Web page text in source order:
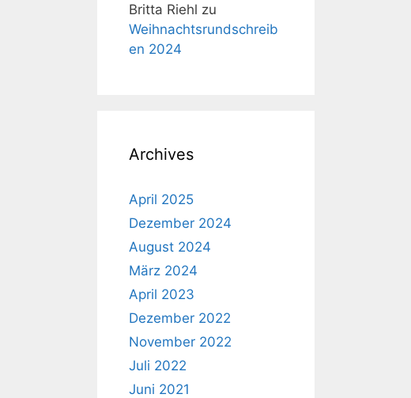
Britta Riehl zu
Weihnachtsrundschreib
en 2024
Archives
April 2025
Dezember 2024
August 2024
März 2024
April 2023
Dezember 2022
November 2022
Juli 2022
Juni 2021